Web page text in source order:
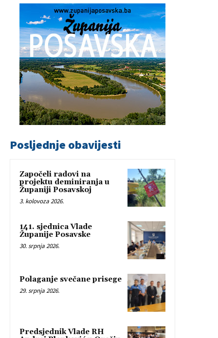
Posljednje obavijesti
Započeli radovi na
projektu deminiranja u
Županiji Posavskoj
3. kolovoza 2026.
141. sjednica Vlade
Županije Posavske
30. srpnja 2026.
Polaganje svečane prisege
29. srpnja 2026.
Predsjednik Vlade RH